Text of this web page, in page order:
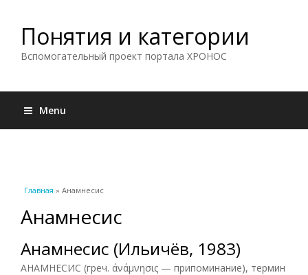
Понятия и категории
Вспомогательный проект портала ХРОНОС
Menu
Вы здесь
Главная » Анамнесис
Анамнесис
Анамнесис (Ильичёв, 1983)
АНАМНЕСИС (греч. άνάμνησις — припоминание), термин